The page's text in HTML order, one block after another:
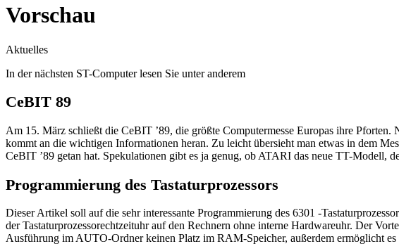
Vorschau
Aktuelles
In der nächsten ST-Computer lesen Sie unter anderem
CeBIT 89
Am 15. März schließt die CeBIT ’89, die größte Computermesse Europas ihre
kommt an die wichtigen Informationen heran. Zu leicht übersieht man etwas in dem
CeBIT ’89 getan hat. Spekulationen gibt es ja genug, ob ATARI das neue TT-Modell,
Programmierung des Tastaturprozessors
Dieser Artikel soll auf die sehr interessante Programmierung des 6301 -
der Tastaturprozessorechtzeituhr auf den Rechnern ohne interne Hardwareuhr. Der
Ausführung im AUTO-Ordner keinen Platz im RAM-Speicher, außerdem ermöglicht